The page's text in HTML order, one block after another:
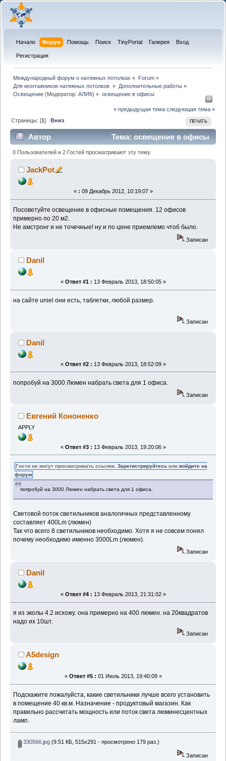
Начало Форум Помощь Поиск TinyPortal Галерея Вход
Регистрация
Международный форум о натяжных потолках » Forum»
Для монтажников натяжных потолков » Дополнительные работы»
Освещение (Модератор:АЛИК) » освещение в офисы
« предыдущая тема следующая тема »
ПЕЧАТЬ
Страницы: [1] Вниз
Автор
Тема: освещение в офисы
(Прочитано 24499 раз)
0 Пользователей и 2 Гостей просматривают эту тему.
JackPot
« : 09 Декабрь 2012, 10:19:07 »
Посоветуйте освещение в офисные помещения. 12 офисов
примерно по 20 м2.
Не амстронг и не точечные! ну и по цене приемлемо чтоб было.
Записан
Danil
« Ответ #1 : 13 Февраль 2013, 18:50:05 »
на сайте uniel они есть, таблетки, любой размер.
Записан
Danil
« Ответ #2 : 13 Февраль 2013, 18:52:09 »
попробуй на 3000 Люмен набрать света для 1 офиса.
Записан
Евгений Кононенко
APPLY
« Ответ #3 : 13 Февраль 2013, 19:20:06 »
Гости не могут просматривать ссылки.Зарегистрируйтесь иливойдите на
форум
попробуй на 3000 Люмен набрать света для 1 офиса.
Световой поток светильников аналогичных представленному
составляет 400Lm (люмен)
Так что всего 8 светильников необходимо. Хотя я не совсем понял
почему необходимо именно 3000Lm (люмен).
Записан
Danil
« Ответ #4 : 13 Февраль 2013, 21:31:02 »
я из эколы 4.2 исхожу. она примерно на 400 люмен. на 20квадратов
надо их 10шт.
Записан
A5design
« Ответ #5 : 01 Июль 2013, 19:40:09 »
Подскажите пожалуйста, какие светильники лучше всего установить
в помещение 40 кв.м. Назначение - продуктовый магазин. Как
правильно рассчитать мощность или поток света люминесцентных
ламп.
330566.jpg(9.51 КБ, 515x291 - просмотрено 179 раз.)
Записан